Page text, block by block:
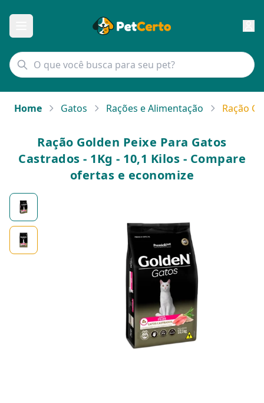
Home Gatos Rações e Alimentação Ração
Ração Golden Peixe Para Gatos
Castrados - 1Kg - 10,1 Kilos - Compare
ofertas e economize